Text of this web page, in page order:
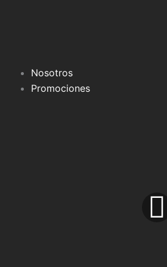
Nosotros
Promociones
F